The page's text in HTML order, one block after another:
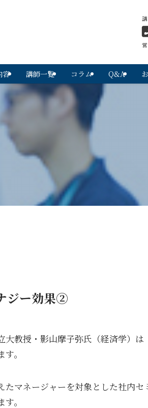
容 講師一覧 コラム Q&A
ジー効果②
大教授・影山摩子弥氏（経済学）
。
たマネージャーを対象とした社内
。